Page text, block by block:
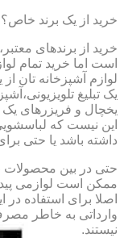
خرید از یک برند خاص؟
خرید از برندهای
است اما خرید تمام
لوازم آشپزخانه تان
یک تبلیغ
یخچال و فریزرهای یک
این نیست که
داشته باشد یا حتی
حتی در بین محصولات
ممکن است لوازمی پیدا
اصلا برای استفاده
وارداتی به خاطر
نیستند.